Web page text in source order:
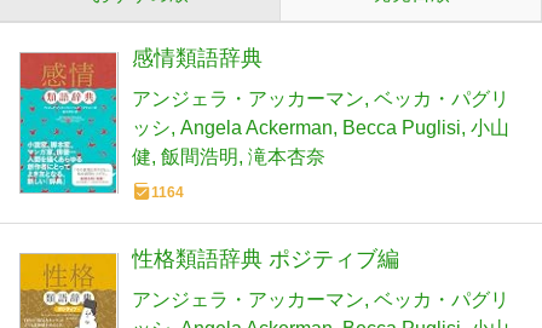
感情類語辞典
アンジェラ・アッカーマン ベッカ・パグリ
ッシ Angela Ackerman Becca Puglisi 小山
健 飯間浩明 滝本杏奈
1164
性格類語辞典 ポジティブ編
アンジェラ・アッカーマン ベッカ・パグリ